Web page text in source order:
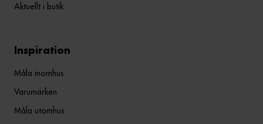
Aktuellt i butik
Inspiration
Måla inomhus
Varumärken
Måla utomhus